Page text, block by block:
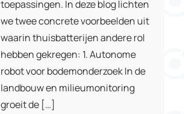
toepassingen. In deze blog lichten
we twee concrete voorbeelden uit
waarin thuisbatterijen andere rol
hebben gekregen: 1. Autonome
robot voor bodemonderzoek In de
landbouw en milieumonitoring
groeit de […]